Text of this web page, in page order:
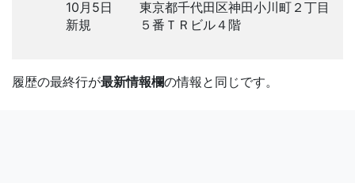
10月5日
新規
東京都千代田区神田小川町２丁目
５番ＴＲビル４階
履歴の最終行が最新情報欄の情報と同じです。